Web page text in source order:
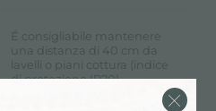
É consigliabile mantenere
una distanza di 40 cm da
lavelli o piani cottura (indice
di protezione IP20)